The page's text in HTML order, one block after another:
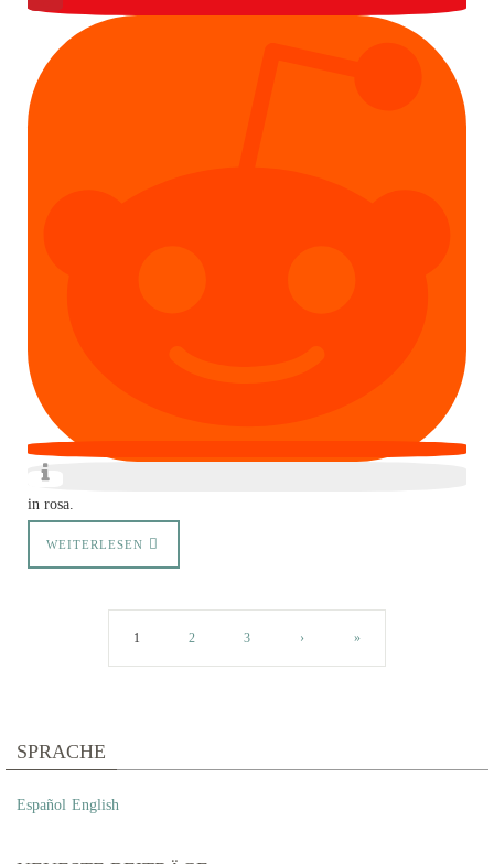
in rosa.
WEITERLESEN
1 2 3 › »
SPRACHE
Español English